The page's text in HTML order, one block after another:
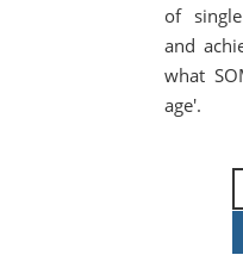
of
and
what
age'.